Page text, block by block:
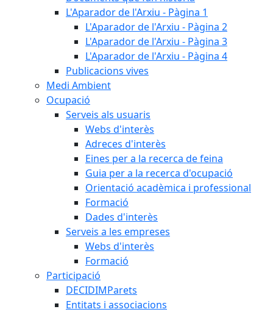
L'Aparador de l'Arxiu - Pàgina 1
L'Aparador de l'Arxiu - Pàgina 2
L'Aparador de l'Arxiu - Pàgina 3
L'Aparador de l'Arxiu - Pàgina 4
Publicacions vives
Medi Ambient
Ocupació
Serveis als usuaris
Webs d'interès
Adreces d'interès
Eines per a la recerca de feina
Guia per a la recerca d'ocupació
Orientació acadèmica i professional
Formació
Dades d'interès
Serveis a les empreses
Webs d'interès
Formació
Participació
DECIDIMParets
Entitats i associacions